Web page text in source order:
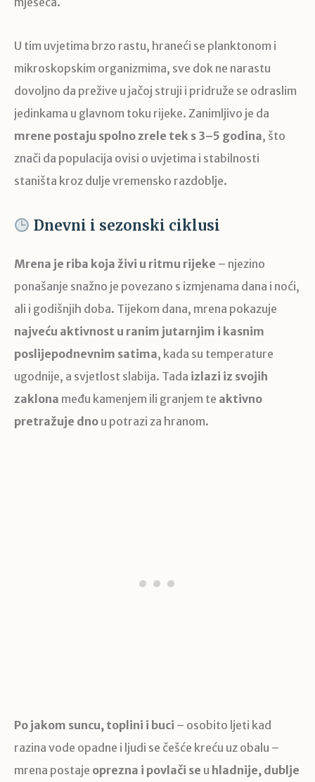
U tim uvjetima brzo rastu, hraneći se planktonom i
mikroskopskim organizmima, sve dok ne narastu
dovoljno da prežive u jačoj struji i pridruže se odraslim
jedinkama u glavnom toku rijeke. Zanimljivo je da
mrene postaju spolno zrele tek s 3–5 godina, što
znači da populacija ovisi o uvjetima i stabilnosti
staništa kroz dulje vremensko razdoblje.
Dnevni i sezonski ciklusi
Mrena je riba koja živi u ritmu rijeke – njezino
ponašanje snažno je povezano s izmjenama dana i noći,
ali i godišnjih doba. Tijekom dana, mrena pokazuje
najveću aktivnost u ranim jutarnjim i kasnim
poslijepodnevnim satima, kada su temperature
ugodnije, a svjetlost slabija. Tada izlazi iz svojih
zaklona među kamenjem ili granjem te aktivno
pretražuje dno u potrazi za hranom.
Po jakom suncu, toplini i buci – osobito ljeti kad
razina vode opadne i ljudi se češće kreću uz obalu –
mrena postaje oprezna i povlači se u hladnije, dublje